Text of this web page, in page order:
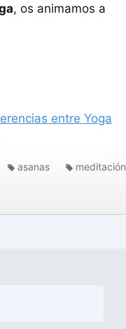
, os animamos a
entre Yoga
asanas meditación